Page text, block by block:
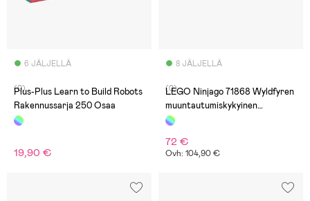
6 JÄLJELLÄ
(0)
Plus-Plus Learn to Build Robots
Rakennussarja 250 Osaa
19,90 €
8 JÄLJELLÄ
(0)
LEGO Ninjago 71868 Wyldfyren
muuntautumiskykyinen
lohikäärmerobotti
72 €
Ovh: 104,90 €